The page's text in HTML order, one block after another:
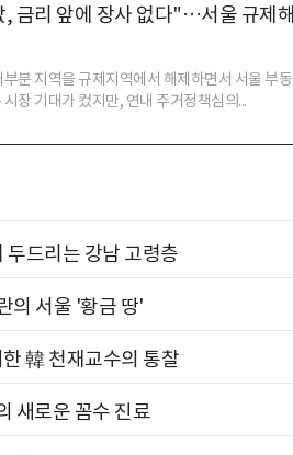
금리 앞에 장사 없다"…서울 규제
분 지역을 규제지역에서 해제하면서 서울 부
장 기대가 컸지만, 연내 주거정책심의...
드리는 강남 고령층
의 서울 '황금 땅'
韓 천재교수의 통찰
새로운 꼼수 진료